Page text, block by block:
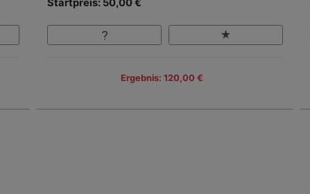
Startpreis: 50,00 €
Ergebnis: 120,00 €